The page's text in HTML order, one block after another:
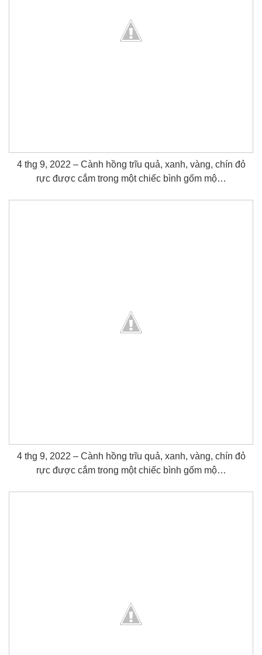
4 thg 9, 2022 – Cành hồng trĩu quả, xanh, vàng, chín đỏ
rực được cắm trong một chiếc bình gốm mộ…
4 thg 9, 2022 – Cành hồng trĩu quả, xanh, vàng, chín đỏ
rực được cắm trong một chiếc bình gốm mộ…